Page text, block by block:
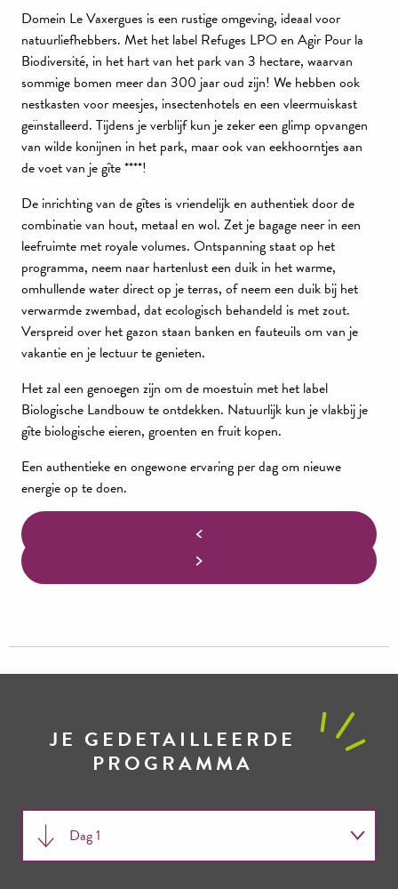
Domein Le Vaxergues is een rustige omgeving, ideaal voor
natuurliefhebbers. Met het label Refuges LPO en Agir Pour la
Biodiversité, in het hart van het park van 3 hectare, waarvan
sommige bomen meer dan 300 jaar oud zijn! We hebben ook
nestkasten voor meesjes, insectenhotels en een vleermuiskast
geïnstalleerd. Tijdens je verblijf kun je zeker een glimp opvangen
van wilde konijnen in het park, maar ook van eekhoorntjes aan
de voet van je gîte ****!
De inrichting van de gîtes is vriendelijk en authentiek door de
combinatie van hout, metaal en wol. Zet je bagage neer in een
leefruimte met royale volumes. Ontspanning staat op het
programma, neem naar hartenlust een duik in het warme,
omhullende water direct op je terras, of neem een duik bij het
verwarmde zwembad, dat ecologisch behandeld is met zout.
Verspreid over het gazon staan banken en fauteuils om van je
vakantie en je lectuur te genieten.
Het zal een genoegen zijn om de moestuin met het label
Biologische Landbouw te ontdekken. Natuurlijk kun je vlakbij je
gîte biologische eieren, groenten en fruit kopen.
Een authentieke en ongewone ervaring per dag om nieuwe
energie op te doen.
JE GEDETAILLEERDE
PROGRAMMA
Dag 1